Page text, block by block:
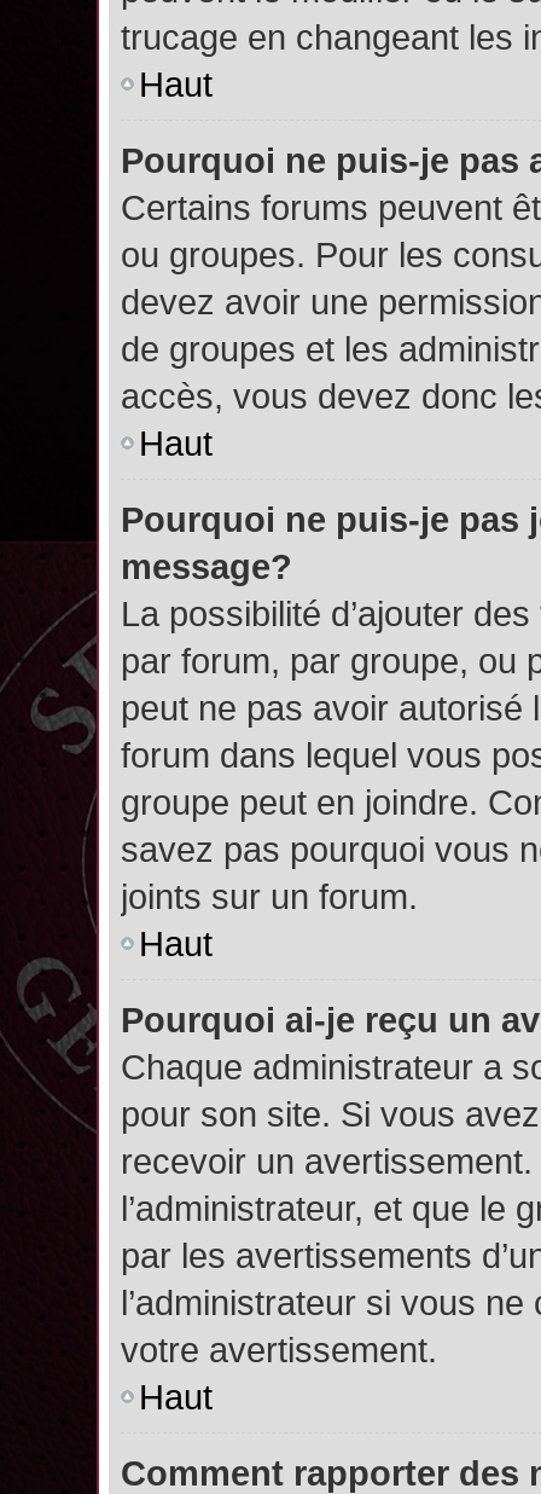
trucage en changeant les
Haut
Pourquoi ne puis-je pas
Certains forums peuvent
ou groupes. Pour les
devez avoir une
de groupes et les
accès, vous devez donc
Haut
Pourquoi ne puis-je pas
message?
La possibilité d’ajouter
par forum, par groupe, ou
peut ne pas avoir autorisé
forum dans lequel vous
groupe peut en joindre.
savez pas pourquoi vous
joints sur un forum.
Haut
Pourquoi ai-je reçu un
Chaque administrateur a
pour son site. Si vous
recevoir un
l’administrateur, et que le
par les avertissements
l’administrateur si vous
votre avertissement.
Haut
Comment rapporter des